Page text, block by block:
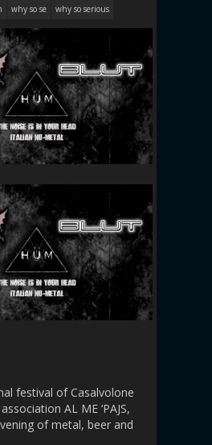
why so se why so serious
festival of Casalvolone
AL ME ‘PAJS,
of metal, beer and